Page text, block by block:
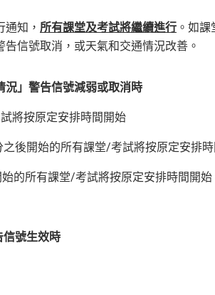
知， 所有課堂及考試將繼續進行 。如
告信號取消，或天氣和交通情況改善。
」警告信號減弱或取消時
將按原定安排時間開始
後開始的所有課堂/考試將按原定安排時
的所有課堂/考試將按原定安排時間開始
號生效時